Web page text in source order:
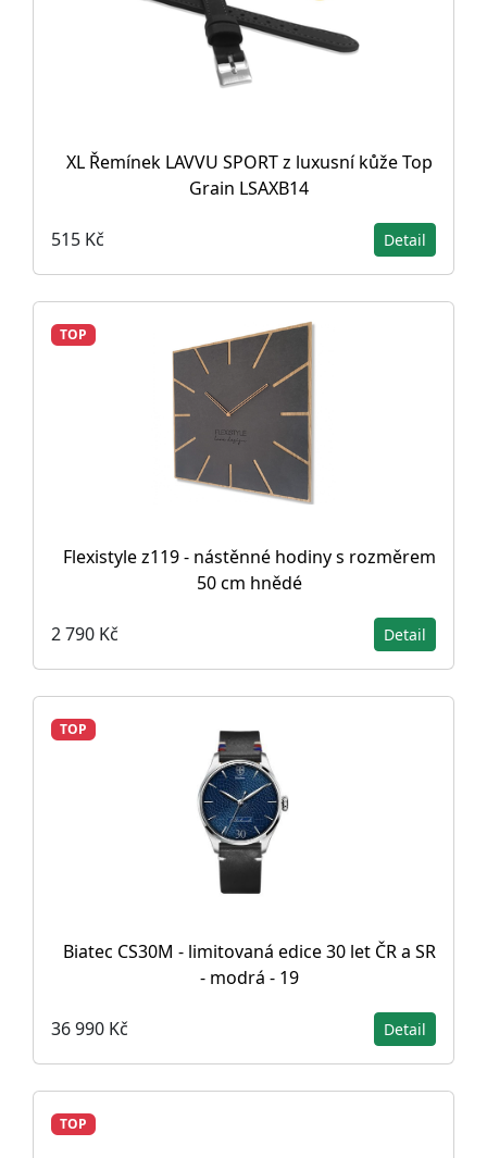
XL Řemínek LAVVU SPORT z luxusní kůže Top
Grain LSAXB14
515 Kč Detail
TOP
Flexistyle z119 - nástěnné hodiny s rozměrem
50 cm hnědé
2 790 Kč Detail
TOP
Biatec CS30M - limitovaná edice 30 let ČR a SR
- modrá - 19
36 990 Kč Detail
TOP